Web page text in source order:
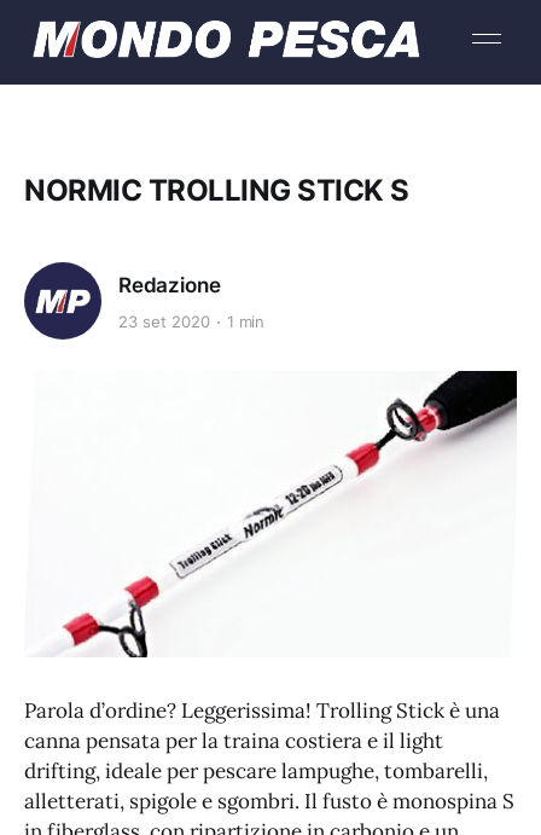
NORMIC TROLLING STICK S
Redazione
23 set 2020 1 min
Parola d’ordine? Leggerissima! Trolling Stick è una
canna pensata per la traina costiera e il light
drifting, ideale per pescare lampughe, tombarelli,
alletterati, spigole e sgombri. Il fusto è monospina S